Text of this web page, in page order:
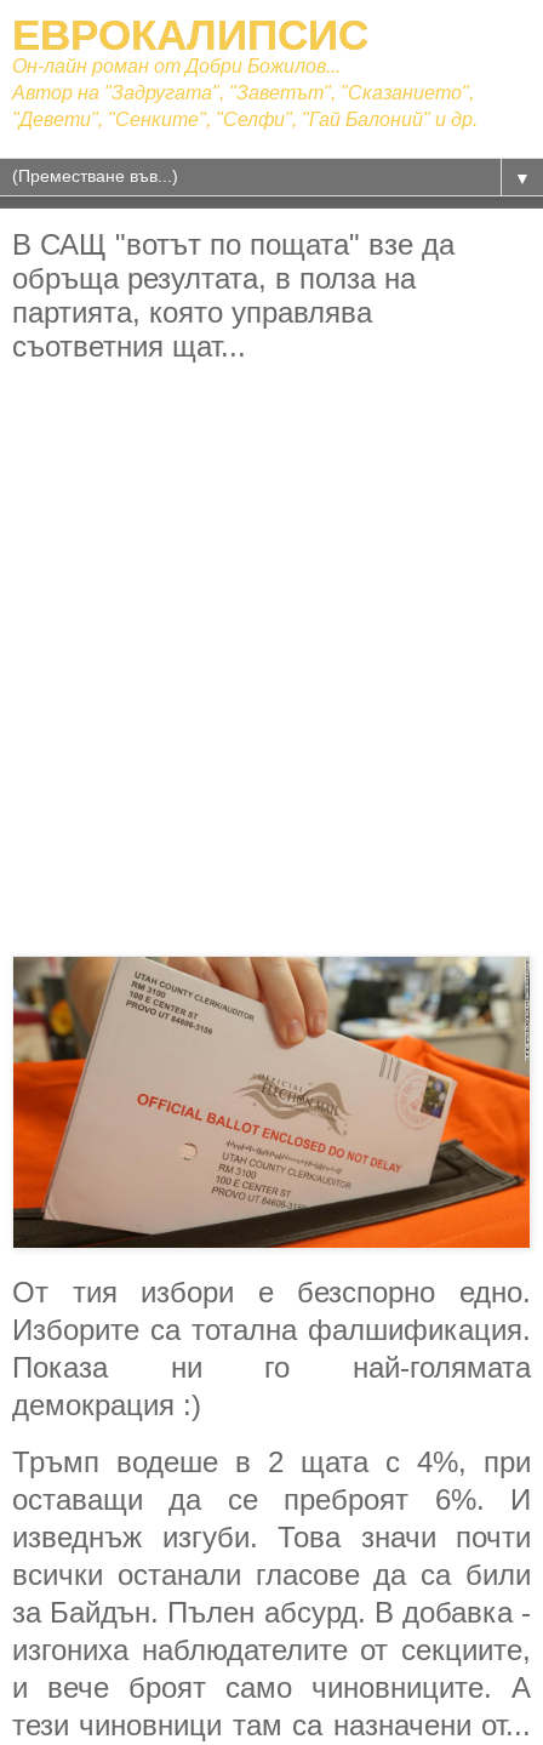
ЕВРОКАЛИПСИС
Он-лайн роман от Добри Божилов...
Автор на "Задругата", "Заветът", "Сказанието",
"Девети", "Сенките", "Селфи", "Гай Балоний" и др.
▼
В САЩ "вотът по пощата" взе да
обръща резултата, в полза на
партията, която управлява
съответния щат...
От тия избори е безспорно едно.
Изборите са тотална фалшификация.
Показа ни го най-голямата
демокрация :)
Тръмп водеше в 2 щата с 4%, при
оставащи да се преброят 6%. И
изведнъж изгуби. Това значи почти
всички останали гласове да са били
за Байдън. Пълен абсурд. В добавка -
изгониха наблюдателите от секциите,
и вече броят само чиновниците. А
тези чиновници там са назначени от...